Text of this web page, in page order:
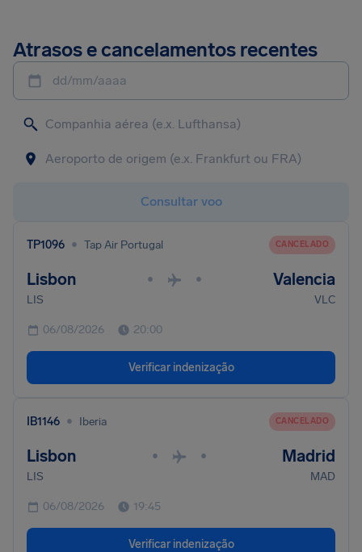
Atrasos e cancelamentos recentes
dd/mm/aaaa
Consultar voo
TP1096 • Tap Air Portugal CANCELADO
Lisbon • • Valencia
LIS VLC
06/08/2026 20:00
Verificar indenização
IB1146 • Iberia CANCELADO
Lisbon • • Madrid
LIS MAD
06/08/2026 19:45
Verificar indenização